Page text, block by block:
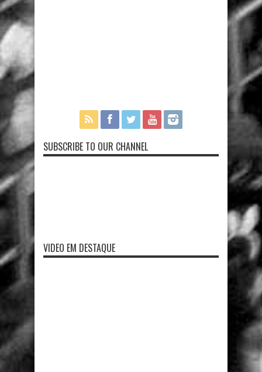
SUBSCRIBE TO OUR CHANNEL
VIDEO EM DESTAQUE